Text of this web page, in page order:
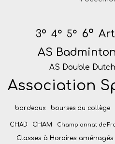
3° 4° 5° 6°
AS Badminton
AS Double Dutch
Association
bordeaux bourses du collège
CHAD CHAM Championnat de
Classes à Horaires aménagés